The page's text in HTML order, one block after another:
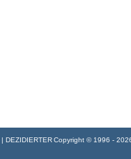
| DEZIDIERTERCopyright © 1996 -